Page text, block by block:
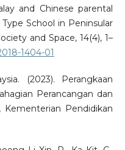
and Chinese parental
School in Peninsular
and Space, 14(4), 1–
1404-01
(2023). Perangkaan
Perancangan dan
Kementerian Pendidikan